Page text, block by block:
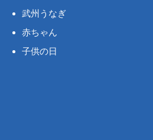
武州うなぎ
赤ちゃん
子供の日